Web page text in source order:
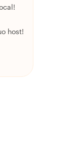
host!